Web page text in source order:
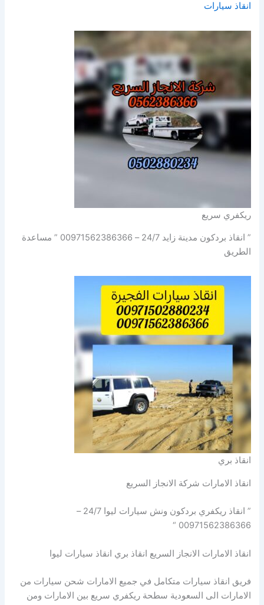
انقاذ سيارات
ريكفري سريع
” انقاذ بردكون مدينة زايد 24/7 – 00971562386366 ” مساعدة
الطريق
انقاذ بري
انقاذ الامارات شركة الانجاز السريع
” انقاذ ريكفري بردكون ونش سيارات ليوا 24/7 –
00971562386366 “
انقاذ الامارات الانجاز السريع انقاذ بري انقاذ سيارات ليوا
فريق انقاذ سيارات متكامل في جميع الامارات شحن سيارات من
الامارات الى السعودية سطحة ريكفري سريع بين الامارات ومن